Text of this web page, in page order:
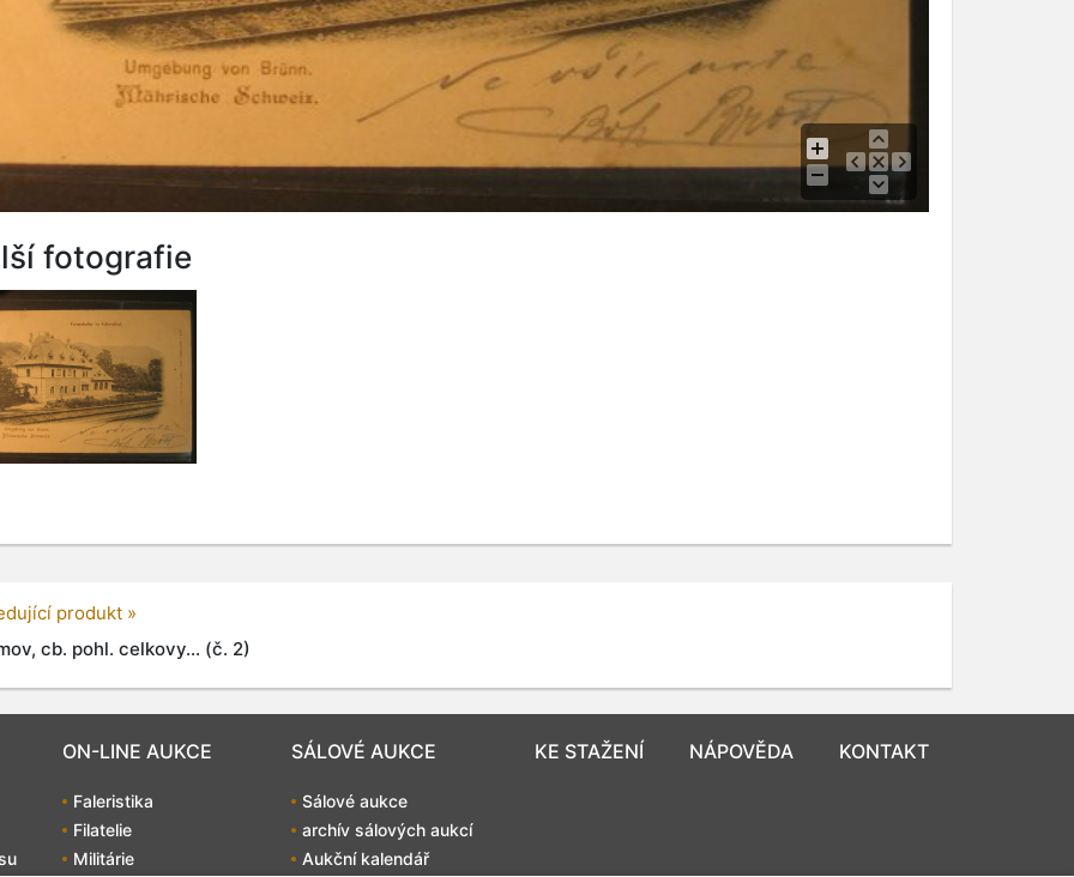
fotografie
produkt »
cb. pohl. celkovy... (č. 2)
ON-LINE AUKCE
Faleristika
Filatelie
Militárie
SÁLOVÉ AUKCE
Sálové aukce
archív sálových aukcí
Aukční kalendář
KE STAŽENÍ NÁPOVĚDA KONTAKT